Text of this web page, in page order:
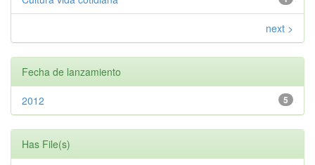
next >
Fecha de lanzamiento
5
2012
Has File(s)